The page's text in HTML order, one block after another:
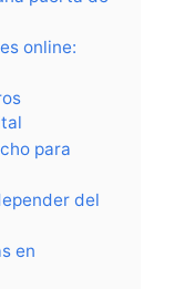
online:
para
del
en